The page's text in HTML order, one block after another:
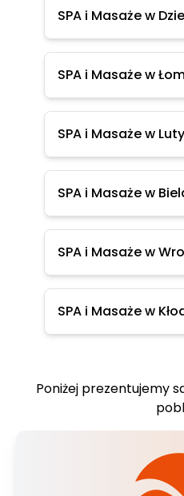
SPA i Masaże w
SPA i Masaże w
SPA i Masaże w
SPA i Masaże w
SPA i Masaże w
SPA i Masaże w
Poniżej prezentujemy